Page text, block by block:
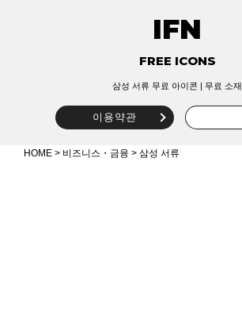
IFN
FREE ICONS
삼성 서류 무료 아이콘 | 무료 소재
이용약관
HOME > 비즈니스・금융 > 삼성 서류